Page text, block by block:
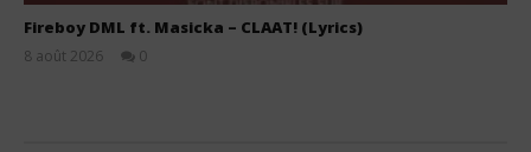
Fireboy DML ft. Masicka – CLAAT! (Lyrics)
8 août 2026
0